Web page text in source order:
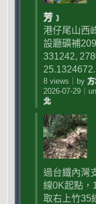
芳﹞
港仔尾山西
設廳礦補
331242,
8 views by
2026-07-29｜
北
過台鐵內灣
線0K起點，
取右上竹35